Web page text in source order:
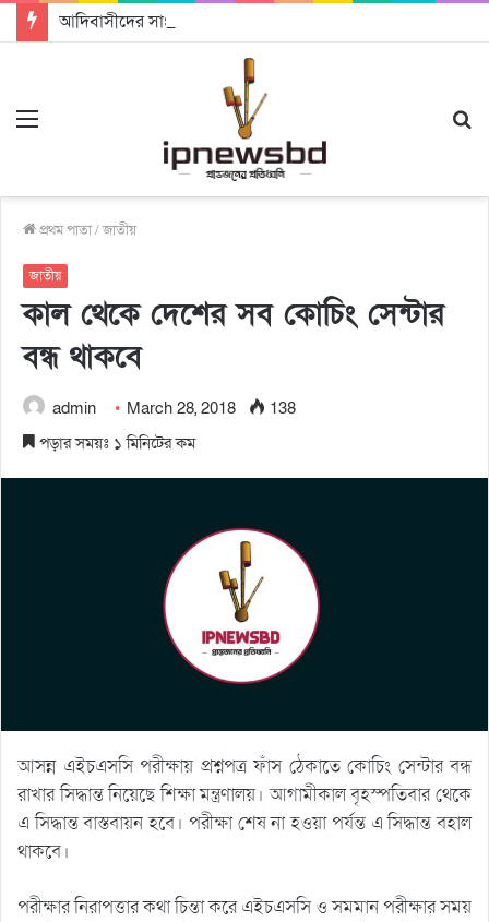
প্রথম পাতা/জাতীয়
জাতীয়
কাল থেকে দেশের সব কোচিং সেন্টার
বন্ধ থাকবে
admin March 28, 2018
138
পড়ার সময়ঃ ১ মিনিটের কম
আসন্ন এইচএসসি পরীক্ষায় প্রশ্নপত্র ফাঁস ঠেকাতে কোচিং সেন্টার বন্ধ
রাখার সিদ্ধান্ত নিয়েছে শিক্ষা মন্ত্রণালয়। আগামীকাল বৃহস্পতিবার থেকে
এ সিদ্ধান্ত বাস্তবায়ন হবে। পরীক্ষা শেষ না হওয়া পর্যন্ত এ সিদ্ধান্ত বহাল
থাকবে।
পরীক্ষার নিরাপত্তার কথা চিন্তা করে এইচএসসি ও সমমান পরীক্ষার সময়